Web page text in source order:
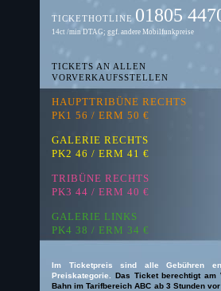
TICKETHOTLINE 01805
14ct /min DTAG; ggf. andere Mobilfunkpreise
TICKETS AN ALLEN
VORVERKAUFSSTELLEN
HAUPTTRIBÜNE RECHTS
PK1 56 / ERM 50 €
GALERIE RECHTS
PK2 46 / ERM 41 €
TRIBÜNE RECHTS
PK3 44 / ERM 40 €
GALERIE LINKS
PK4 38 / ERM 34 €
Im Ticketpreis sind alle Gebühren
Preiskategorie.
Das Ticket berechtigt am
Bahn im Tarifbereich ABC ab 3 Stunden